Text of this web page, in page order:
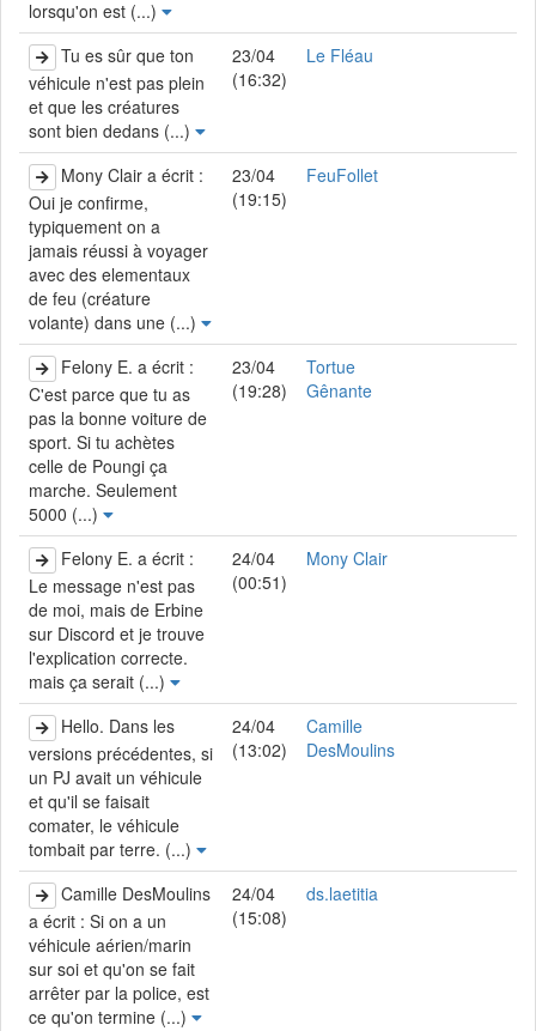
lorsqu'on est (...)
Tu es sûr que ton
véhicule n'est pas plein
et que les créatures
sont bien dedans (...)
23/04
(16:32)
Le Fléau
Mony Clair a écrit :
Oui je confirme,
typiquement on a
jamais réussi à voyager
avec des elementaux
de feu (créature
volante) dans une (...)
23/04
(19:15)
FeuFollet
Felony E. a écrit :
C'est parce que tu as
pas la bonne voiture de
sport. Si tu achètes
celle de Poungi ça
marche. Seulement
5000 (...)
23/04
(19:28)
Tortue
Gênante
Felony E. a écrit :
Le message n'est pas
de moi, mais de Erbine
sur Discord et je trouve
l'explication correcte.
mais ça serait (...)
24/04
(00:51)
Mony Clair
Hello. Dans les
versions précédentes, si
un PJ avait un véhicule
et qu'il se faisait
comater, le véhicule
tombait par terre. (...)
24/04
(13:02)
Camille
DesMoulins
Camille DesMoulins
a écrit : Si on a un
véhicule aérien/marin
sur soi et qu'on se fait
arrêter par la police, est
ce qu'on termine (...)
24/04
(15:08)
ds.laetitia